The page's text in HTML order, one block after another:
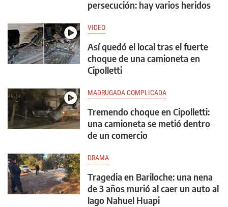
persecución: hay varios heridos
VIDEO
Así quedó el local tras el fuerte
choque de una camioneta en
Cipolletti
MADRUGADA COMPLICADA
Tremendo choque en Cipolletti:
una camioneta se metió dentro
de un comercio
DRAMA
Tragedia en Bariloche: una nena
de 3 años murió al caer un auto al
lago Nahuel Huapi